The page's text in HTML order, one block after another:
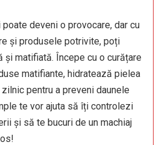
deveni o provocare, dar cu
și produsele potrivite, poți
matifiată. Începe cu o curățare
matifiante, hidratează pielea
pentru a preveni daunele
te vor ajuta să îți controlezi
și să te bucuri de un machiaj